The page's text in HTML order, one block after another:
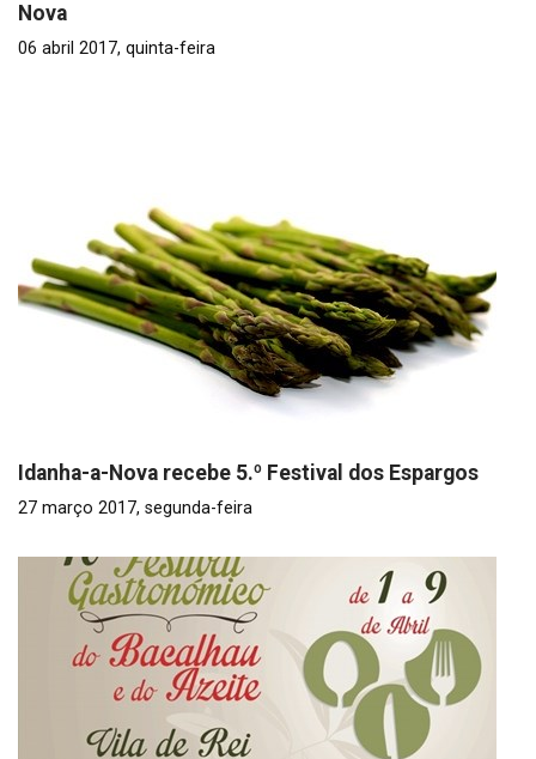
Nova
06 abril 2017, quinta-feira
Idanha-a-Nova recebe 5.º Festival dos Espargos
27 março 2017, segunda-feira